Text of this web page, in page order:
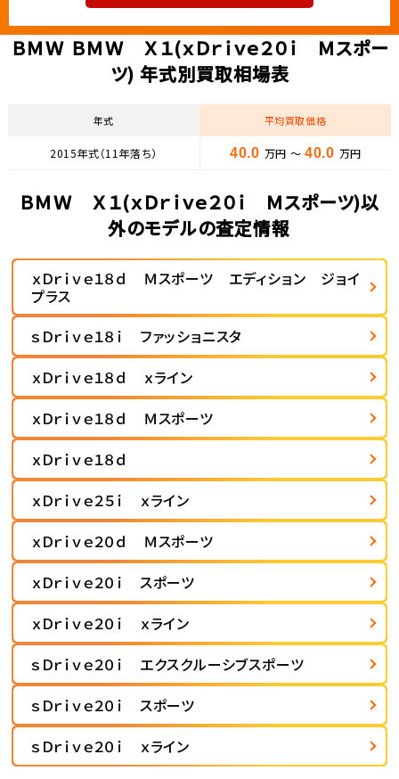
ＢＭＷ ＢＭＷ Ｘ１(ｘＤｒｉｖｅ２０ｉ Ｍスポー
ツ) 年式別買取相場表
年式 平均買取価格
2015年式（11年落ち） 40.0 万円 ～ 40.0 万円
ＢＭＷ Ｘ１(ｘＤｒｉｖｅ２０ｉ Ｍスポーツ)以
外のモデルの査定情報
ｘＤｒｉｖｅ１８ｄ Ｍスポーツ エディション ジョイ
プラス
ｓＤｒｉｖｅ１８ｉ ファッショニスタ
ｘＤｒｉｖｅ１８ｄ ｘライン
ｘＤｒｉｖｅ１８ｄ Ｍスポーツ
ｘＤｒｉｖｅ１８ｄ
ｘＤｒｉｖｅ２５ｉ ｘライン
ｘＤｒｉｖｅ２０ｄ Ｍスポーツ
ｘＤｒｉｖｅ２０ｉ スポーツ
ｘＤｒｉｖｅ２０ｉ ｘライン
ｓＤｒｉｖｅ２０ｉ エクスクルーシブスポーツ
ｓＤｒｉｖｅ２０ｉ スポーツ
ｓＤｒｉｖｅ２０ｉ ｘライン